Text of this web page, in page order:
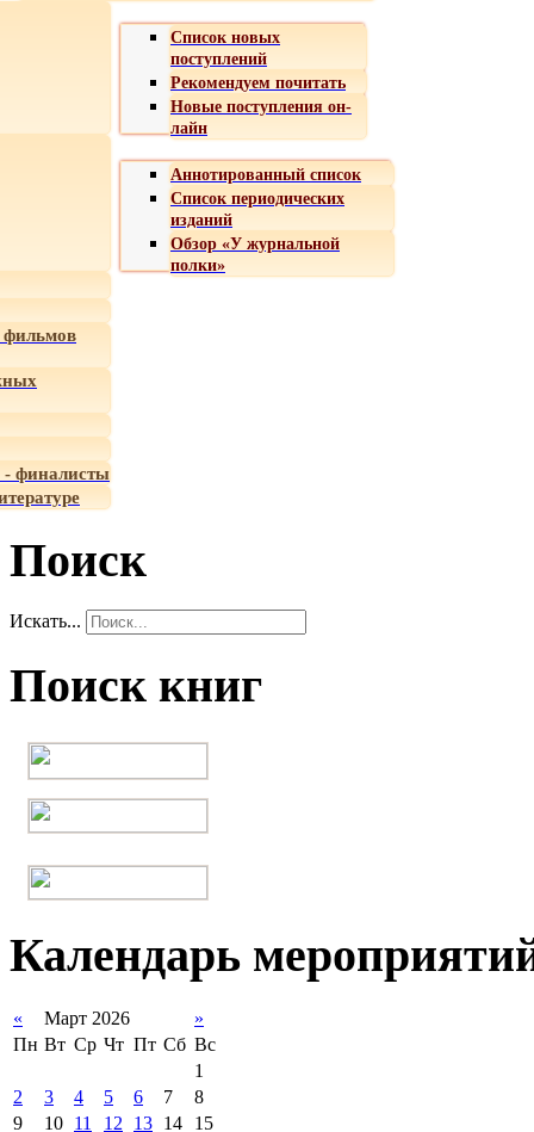
Список новых
поступлений
Рекомендуем почитать
Новые поступления он-
лайн
Аннотированный список
Список периодических
изданий
Обзор «У журнальной
полки»
- финалисты
Поиск
Искать...
Поиск книг
Календарь
« Март 2026
»
Пн Вт Ср Чт Пт Сб Вс
1
2
3 4 5 6 7
8
9
10 11 12 13 14 15